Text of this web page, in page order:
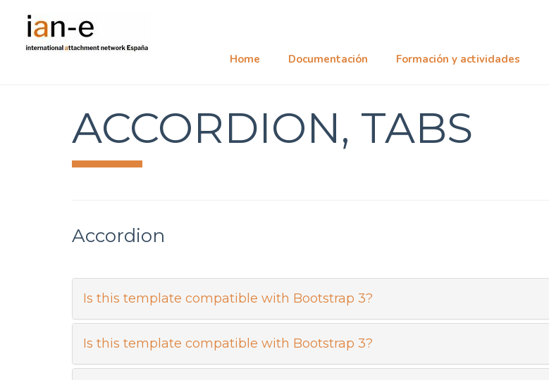
Home Documentación Formación y actividades
ACCORDION, TABS
Accordion
Is this template compatible with Bootstrap 3?
Is this template compatible with Bootstrap 3?